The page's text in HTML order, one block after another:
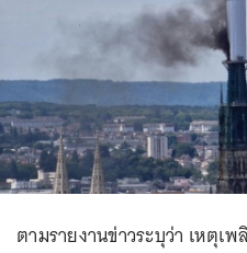
ตามรายงานข่าวระบุว่า เหตุเ